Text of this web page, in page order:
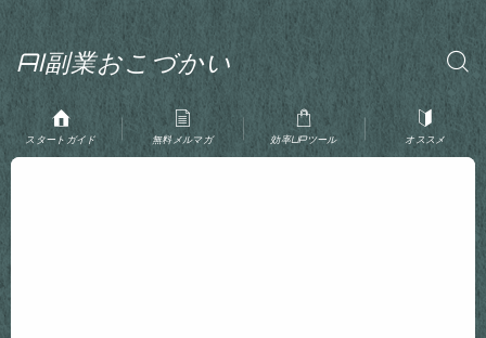
AI副業おこづかい
スタートガイド 無料メルマガ 効率UPツール オススメ